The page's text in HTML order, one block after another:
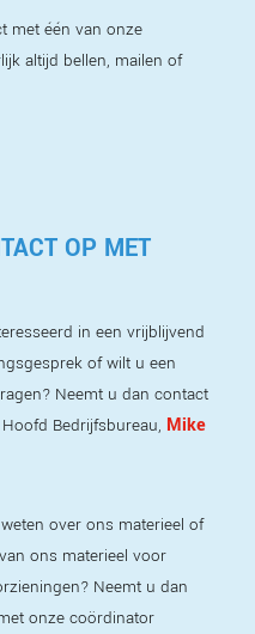
met één van onze
altijd bellen, mailen of
OP MET
in een vrijblijvend
of wilt u een
Neemt u dan contact
Bedrijfsbureau, Mike
over ons materieel of
ons materieel voor
Neemt u dan
onze coördinator